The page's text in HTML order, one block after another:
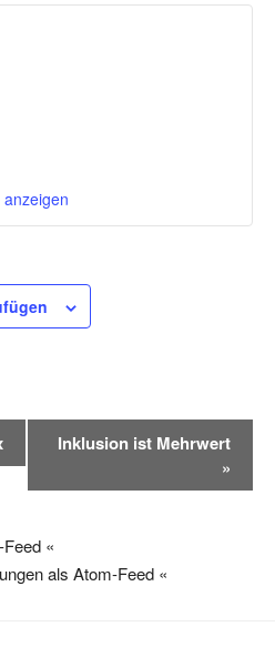
Inklusion ist Mehrwert
»
«
als Atom-Feed «